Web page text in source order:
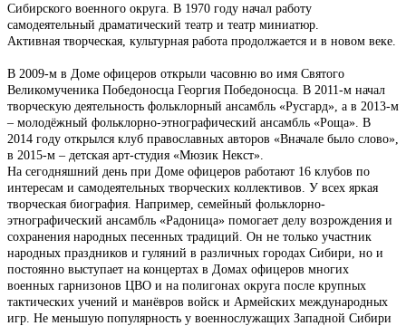
Сибирского военного округа. В 1970 году начал работу
самодеятельный драматический театр и театр миниатюр.
Активная творческая, культурная работа продолжается и в новом веке.
В 2009-м в Доме офицеров открыли часовню во имя Святого
Великомученика Победоносца Георгия Победоносца. В 2011-м начал
творческую деятельность фольклорный ансамбль «Русгард», а в 2013-м
– молодёжный фольклорно-этнографический ансамбль «Роща». В
2014 году открылся клуб православных авторов «Вначале было слово»,
в 2015-м – детская арт-студия «Мюзик Некст».
На сегодняшний день при Доме офицеров работают 16 клубов по
интересам и самодеятельных творческих коллективов. У всех яркая
творческая биография. Например, семейный фольклорно-
этнографический ансамбль «Радоница» помогает делу возрождения и
сохранения народных песенных традиций. Он не только участник
народных праздников и гуляний в различных городах Сибири, но и
постоянно выступает на концертах в Домах офицеров многих
военных гарнизонов ЦВО и на полигонах округа после крупных
тактических учений и манёвров войск и Армейских международных
игр. Не меньшую популярность у военнослужащих Западной Сибири